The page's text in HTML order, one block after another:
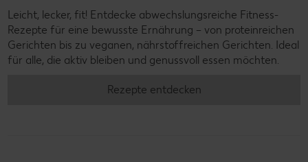
Leicht, lecker, fit! Entdecke abwechslungsreiche Fitness-
Rezepte für eine bewusste Ernährung – von proteinreichen
Gerichten bis zu veganen, nährstoffreichen Gerichten. Ideal
für alle, die aktiv bleiben und genussvoll essen möchten.
Rezepte entdecken